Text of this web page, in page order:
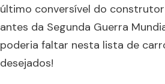
último conversível do
antes da Segunda Guerra
poderia faltar nesta lista de
desejados!